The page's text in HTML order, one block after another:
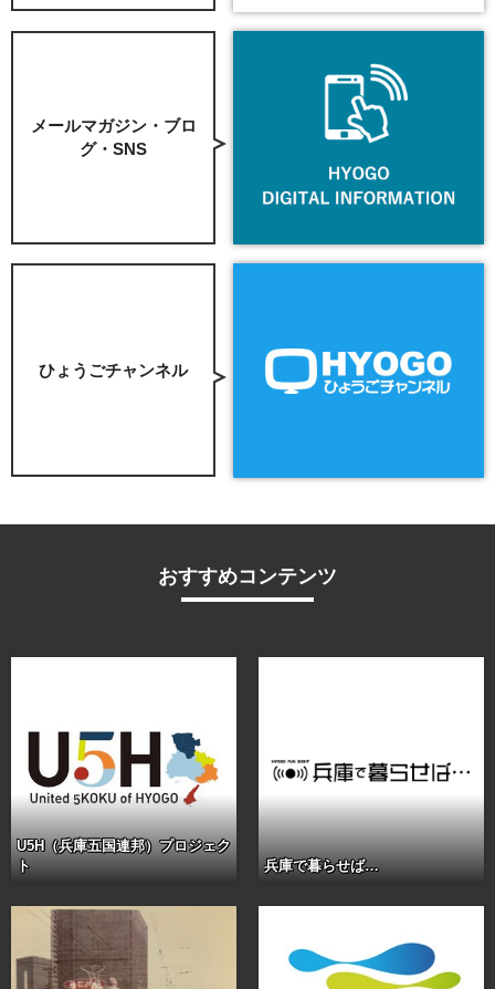
メールマガジン・ブロ
グ・SNS
ひょうごチャンネル
おすすめコンテンツ
U5H（兵庫五国連邦）プロジェク
ト
兵庫で暮らせば…